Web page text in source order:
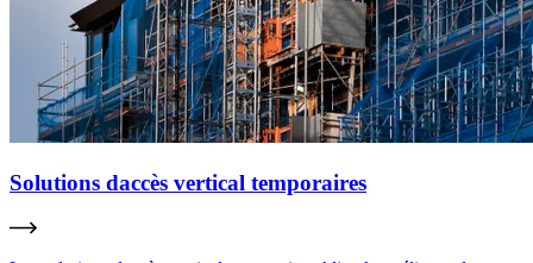
Solutions daccès vertical temporaires